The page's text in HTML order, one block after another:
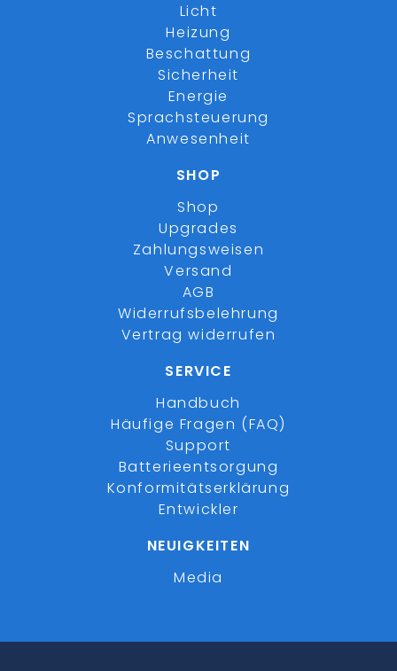
Licht
Heizung
Beschattung
Sicherheit
Energie
Sprachsteuerung
Anwesenheit
SHOP
Shop
Upgrades
Zahlungsweisen
Versand
AGB
Widerrufsbelehrung
Vertrag widerrufen
SERVICE
Handbuch
Häufige Fragen (FAQ)
Support
Batterieentsorgung
Konformitätserklärung
Entwickler
NEUIGKEITEN
Media